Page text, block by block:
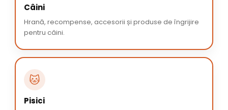
Câini
Hrană, recompense, accesorii și produse de îngrijire
pentru câini.
🐱
Pisici